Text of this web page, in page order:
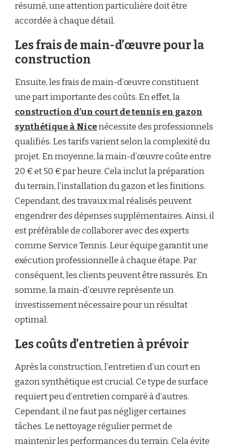
résumé, une attention particulière doit être
accordée à chaque détail.
Les frais de main-d’œuvre pour la
construction
Ensuite, les frais de main-d’œuvre constituent
une part importante des coûts. En effet, la
construction d’un court de tennis en gazon
synthétique à Nicenécessite des professionnels
qualifiés. Les tarifs varient selon la complexité du
projet. En moyenne, la main-d’œuvre coûte entre
20 € et 50 € par heure. Cela inclut la préparation
du terrain, l’installation du gazon et les finitions.
Cependant, des travaux mal réalisés peuvent
engendrer des dépenses supplémentaires. Ainsi, il
est préférable de collaborer avec des experts
comme Service Tennis. Leur équipe garantit une
exécution professionnelle à chaque étape. Par
conséquent, les clients peuvent être rassurés. En
somme, la main-d’œuvre représente un
investissement nécessaire pour un résultat
optimal.
Les coûts d’entretien à prévoir
Après la construction, l’entretien d’un court en
gazon synthétique est crucial. Ce type de surface
requiert peu d’entretien comparé à d’autres.
Cependant, il ne faut pas négliger certaines
tâches. Le nettoyage régulier permet de
maintenir les performances du terrain. Cela évite